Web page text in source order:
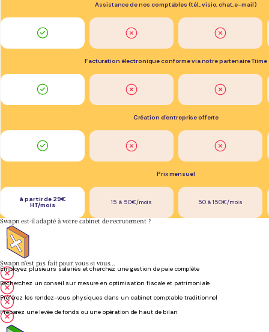
Assistance de nos comptables (tél., visio, chat, e-mail)
Facturation électronique conforme via notre partenaire Tiime
Création d'entreprise offerte
Prix mensuel
à partir de 29€
HT/mois 15 à 50€/mois 50 à 150€/mois
Swapn est-il adapté à votre cabinet de recrutement ?
Swapn n'est pas fait pour vous si vous…
Employez plusieurs salariés et cherchez une gestion de paie complète
Recherchez un conseil sur mesure en optimisation fiscale et patrimoniale
Préférez les rendez-vous physiques dans un cabinet comptable traditionnel
Préparez une levée de fonds ou une opération de haut de bilan